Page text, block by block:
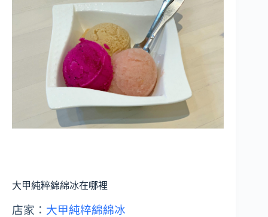
大甲純粹綿綿冰在哪裡
店家： 大甲純粹綿綿冰